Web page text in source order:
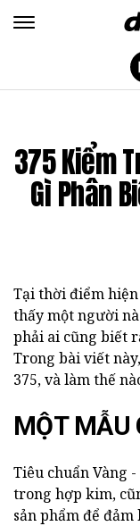
375 Kiểm
Gì Phân
Tại thời điểm
thấy một người
phải ai cũng biết
Trong bài viết
375, và làm thế
MỘT MẪU
Tiêu chuẩn Vàng
trong hợp kim,
sản phẩm để